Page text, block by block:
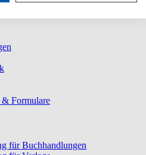
Formulare
für Buchhandlungen